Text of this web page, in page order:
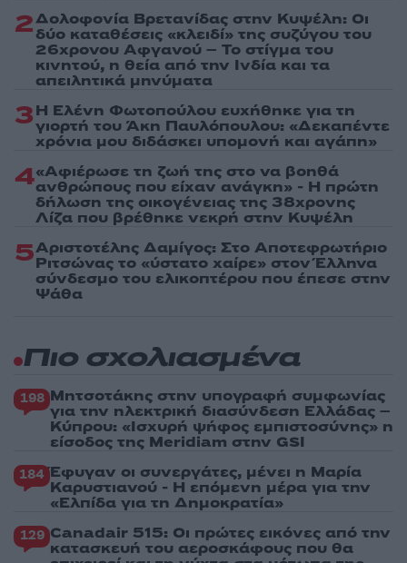
2Δολοφονία Βρετανίδας στην Κυψέλη: Οι
δύο καταθέσεις «κλειδί» της συζύγου του
26χρονου Αφγανού – Το στίγμα του
κινητού, η θεία από την Ινδία και τα
απειλητικά μηνύματα
3Η Ελένη Φωτοπούλου ευχήθηκε για τη
γιορτή του Άκη Παυλόπουλου: «Δεκαπέντε
χρόνια μου διδάσκει υπομονή και αγάπη»
4«Αφιέρωσε τη ζωή της στο να βοηθά
ανθρώπους που είχαν ανάγκη» - Η πρώτη
δήλωση της οικογένειας της 38χρονης
Λίζα που βρέθηκε νεκρή στην Κυψέλη
5Αριστοτέλης Δαμίγος: Στο Αποτεφρωτήριο
Ριτσώνας το «ύστατο χαίρε» στον Έλληνα
σύνδεσμο του ελικοπτέρου που έπεσε στην
Ψάθα
Πιο σχολιασμένα
198 Μητσοτάκης στην υπογραφή συμφωνίας
για την ηλεκτρική διασύνδεση Ελλάδας –
Κύπρου: «Ισχυρή ψήφος εμπιστοσύνης» η
είσοδος της Meridiam στην GSI
184 Έφυγαν οι συνεργάτες, μένει η Μαρία
Καρυστιανού - Η επόμενη μέρα για την
«Ελπίδα για τη Δημοκρατία»
129 Canadair 515: Οι πρώτες εικόνες από την
κατασκευή του αεροσκάφους που θα